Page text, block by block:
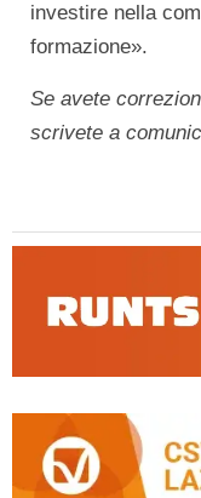
investire nella
formazione».
Se avete
scrivete a